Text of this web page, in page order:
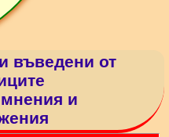
въведени от
и